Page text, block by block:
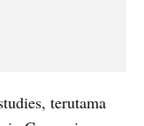
terutama